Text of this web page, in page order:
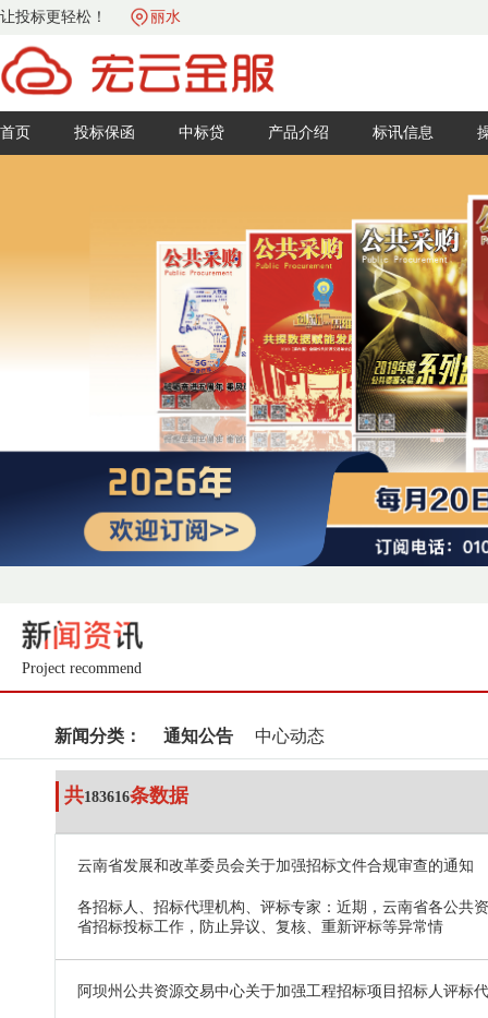
让投标更轻松！ 丽水
首页 投标保函 中标贷 产品介绍 标讯信息
Project recommend
新闻分类： 通知公告 中心动态
共183616条数据
云南省发展和改革委员会关于加强招标文件合规审查的通知
各招标人、招标代理机构、评标专家：近期，云南省各公共
省招标投标工作，防止异议、复核、重新评标等异常情
阿坝州公共资源交易中心关于加强工程招标项目招标人评标